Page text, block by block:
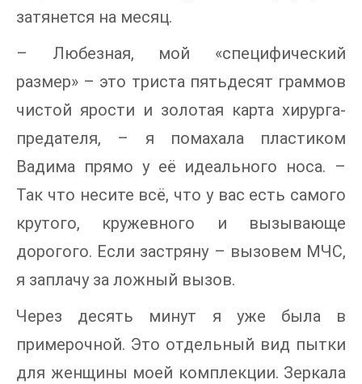
затянется на месяц.
– Любезная, мой «специфический
размер» – это триста пятьдесят граммов
чистой ярости и золотая карта хирурга-
предателя, – я помахала пластиком
Вадима прямо у её идеального носа. –
Так что несите всё, что у вас есть самого
крутого, кружевного и вызывающе
дорогого. Если застряну – вызовем МЧС,
я заплачу за ложный вызов.
Через десять минут я уже была в
примерочной. Это отдельный вид пытки
для женщины моей комплекции. Зеркала